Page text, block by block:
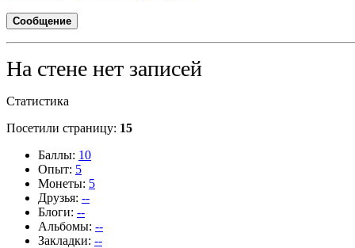
Сообщение
На стене нет записей
Статистика
Посетили страницу: 15
Баллы: 10
Опыт: 5
Монеты: 5
Друзья: --
Блоги: --
Альбомы: --
Закладки: --